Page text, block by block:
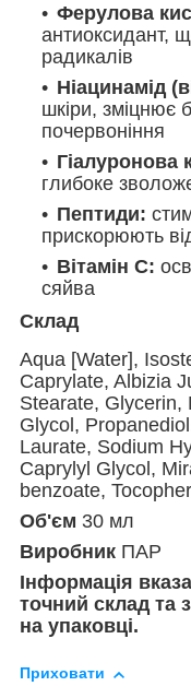
Ферулова
антиоксидант,
радикалів
Ніацинамід
шкіри, зміцнює
почервоніння
Гіалуронова
глибоке
Пептиди:
прискорюють
Вітамін С:
сяйва
Склад
Aqua [Water],
Caprylate, Albizia
Stearate, Glycerin,
Glycol,
Laurate, Sodium
Caprylyl Glycol,
benzoate,
Об'єм 30 мл
Виробник ПАР
Інформація
точний склад та
на упаковці.
Приховати